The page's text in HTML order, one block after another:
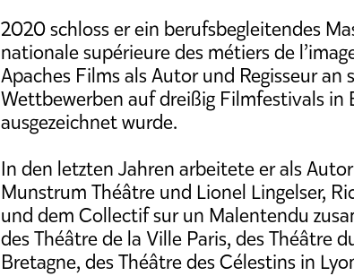
2020 schloss er ein berufsbegleitendes
nationale supérieure des métiers de
Apaches Films als Autor und Regisseur
Wettbewerben auf dreißig Filmfestivals in
ausgezeichnet wurde.
In den letzten Jahren arbeitete er als
Munstrum Théâtre und Lionel Lingelser,
und dem Collectif sur un Malentendu
des Théâtre de la Ville Paris, des Théâtre
Bretagne, des Théâtre des Célestins in